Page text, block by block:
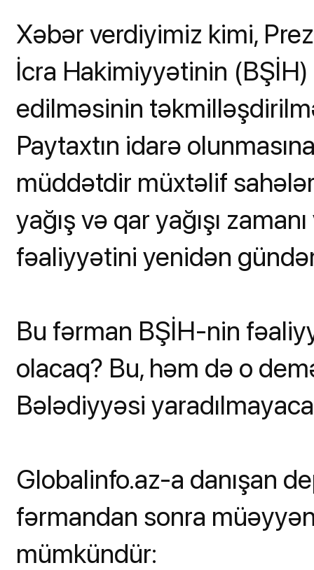
Xəbər verdiyimiz kimi,
İcra Hakimiyyətinin
edilməsinin
Paytaxtın idarə
müddətdir müxtəlif
yağış və qar yağışı
fəaliyyətini yenidən
Bu fərman BŞİH-nin
olacaq? Bu, həm də o
Bələdiyyəsi
Globalinfo.az-a danışan
fərmandan sonra
mümkündür: